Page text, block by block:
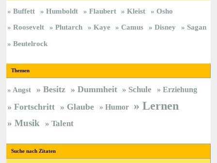
Buffett Humboldt Flaubert Kleist
Osho
Roosevelt
Plutarch Kaye Camus Disney
Sagan
Beutelrock
Themen
Angst Besitz Dummheit Schule Erziehung
Fortschritt Glaube Humor Lernen
Musik Talent
Suche nach Zitaten